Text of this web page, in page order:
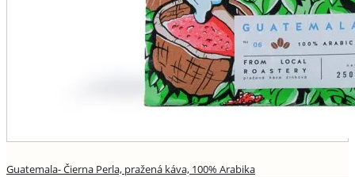
Guatemala- Čierna Perla, pražená káva, 100% Arabika